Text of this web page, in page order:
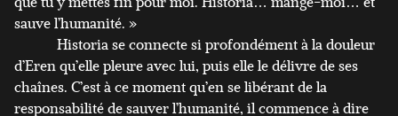
sauve l’humanité. »
Historia se connecte si profondément à la douleur
d’Eren qu’elle pleure avec lui, puis elle le délivre de ses
chaînes. C’est à ce moment qu’en se libérant de la
responsabilité de sauver l’humanité, il commence à dire